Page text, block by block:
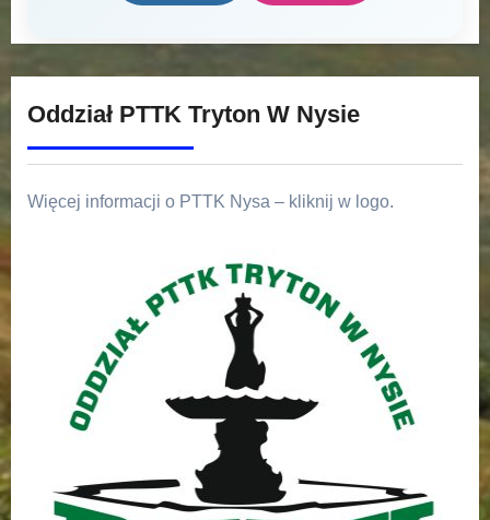
Oddział PTTK Tryton W Nysie
Więcej informacji o PTTK Nysa – kliknij w logo.